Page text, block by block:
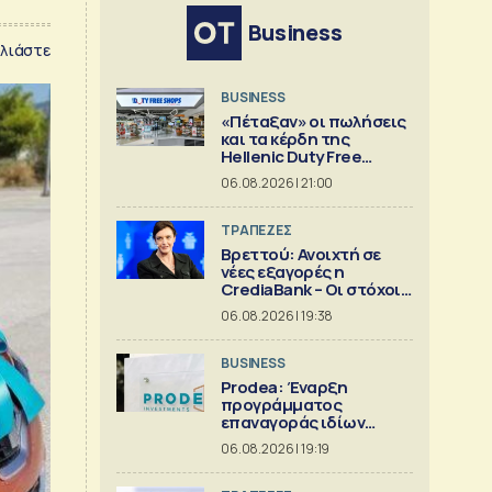
Business
BUSINESS
«Πέταξαν» οι πωλήσεις
και τα κέρδη της
Hellenic Duty Free
Shops
06.08.2026 | 21:00
ΤΡΑΠΕΖΕΣ
Βρεττού: Ανοιχτή σε
νέες εξαγορές η
CrediaBank – Οι στόχοι
για το 2026
06.08.2026 | 19:38
BUSINESS
Prodea: Έναρξη
προγράμματος
επαναγοράς ιδίων
μετοχών
06.08.2026 | 19:19